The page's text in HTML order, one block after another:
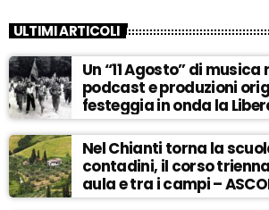
ULTIMI ARTICOLI
Un “11 Agosto” di
podcast e produzioni
festeggia in onda la
Nel Chianti torna la
contadini, il corso
aula e tra i campi –